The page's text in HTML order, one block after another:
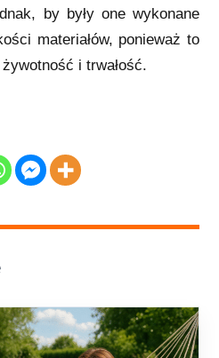
by były one wykonane
materiałów, ponieważ to
i trwałość.